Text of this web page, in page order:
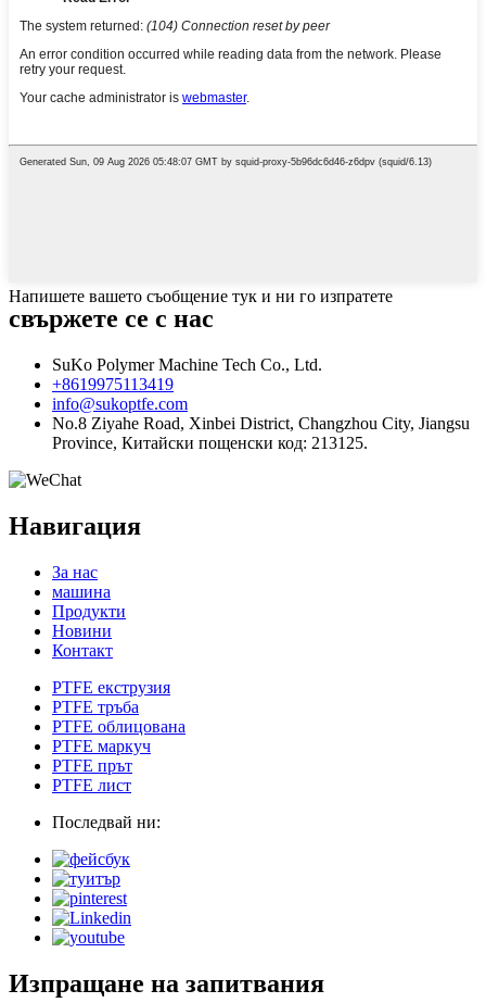
Напишете вашето съобщение тук и ни го изпратете
свържете се с нас
SuKo Polymer Machine Tech Co., Ltd.
+8619975113419
info@sukoptfe.com
No.8 Ziyahe Road, Xinbei District, Changzhou City, Jiangsu
Province, Китайски пощенски код: 213125.
Навигация
За нас
машина
Продукти
Новини
Контакт
PTFE екструзия
PTFE тръба
PTFE облицована
PTFE маркуч
PTFE прът
PTFE лист
Последвай ни:
Изпращане на запитвания